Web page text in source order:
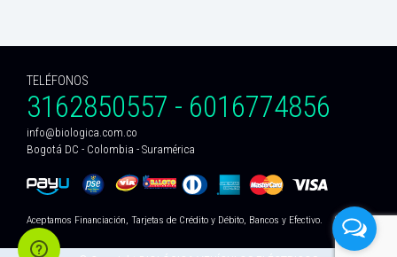
TELÉFONOS
3162850557 - 6016774856
info@biologica.com.co
Bogotá DC - Colombia - Suramérica
Aceptamos Financiación, Tarjetas de Crédito y Débito, Bancos y Efectivo.